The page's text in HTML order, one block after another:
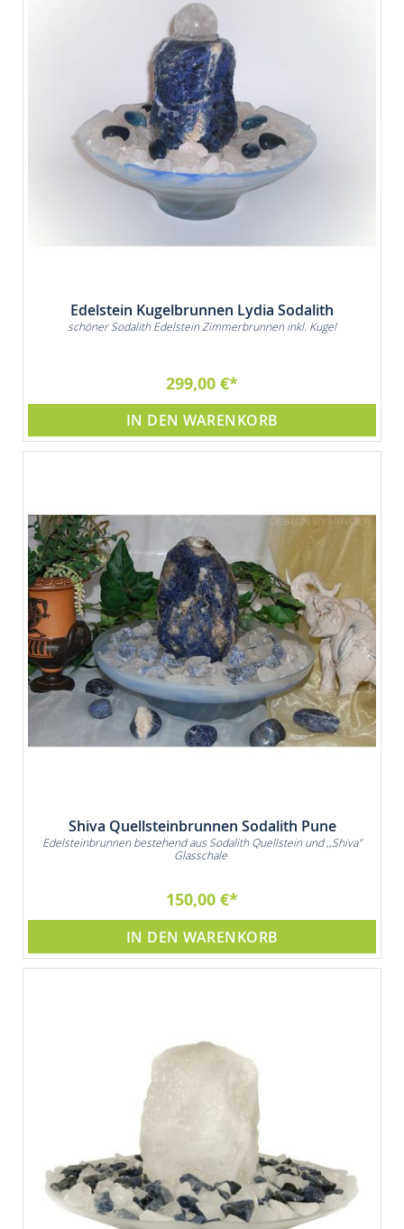
Edelstein Kugelbrunnen Lydia Sodalith
schöner Sodalith Edelstein Zimmerbrunnen inkl. Kugel
299,00 €
IN DEN WARENKORB
Shiva Quellsteinbrunnen Sodalith Pune
Edelsteinbrunnen bestehend aus Sodalith Quellstein und ,,Shiva"
Glasschale
150,00 €
IN DEN WARENKORB